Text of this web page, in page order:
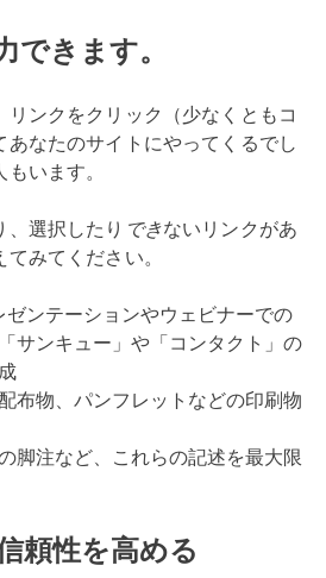
できます。
ンクをクリック（少なくともコ
あなたのサイトにやってくるでし
います。
選択したり できないリンクがあ
みてください。
ゼンテーションやウェビナーでの
サンキュー」や「コンタクト」の
布物、パンフレットなどの印刷物
脚注など、これらの記述を最大限
頼性を高める